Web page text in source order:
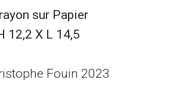
sur Papier
12,2 X L 14,5
Fouin 2023